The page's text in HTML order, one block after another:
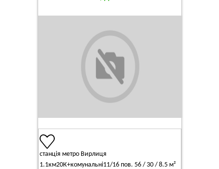
станція метро Вирлиця
1.1км20К+комунальні11/16 пов. 56 / 30 / 8.5 м²